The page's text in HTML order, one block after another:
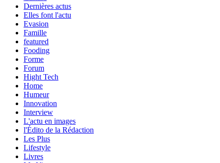
Dernières actus
Elles font l'actu
Evasion
Famille
featured
Fooding
Forme
Forum
Hight Tech
Home
Humeur
Innovation
Interview
L'actu en images
l'Édito de la Rédaction
Les Plus
Lifestyle
Livres